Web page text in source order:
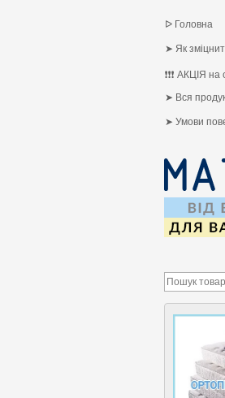
ᐅ Головна
➤ Як
❗❗❗ АКЦІЯ
➤ Вся
➤ Умови